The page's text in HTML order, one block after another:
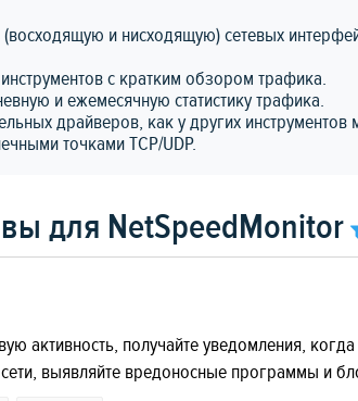
и нисходящую) сетевых
с кратким обзором трафика.
и ежемесячную статистику трафика.
драйверов, как у других инструментов
точками TCP/UDP.
для NetSpeedMonitor
активность, получайте уведомления,
выявляйте вредоносные программы и